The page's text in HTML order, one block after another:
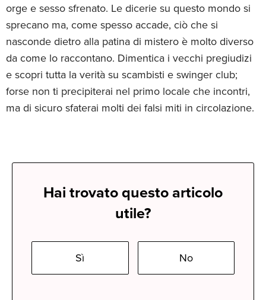
orge e sesso sfrenato. Le dicerie su questo mondo si
sprecano ma, come spesso accade, ciò che si
nasconde dietro alla patina di mistero è molto diverso
da come lo raccontano. Dimentica i vecchi pregiudizi
e scopri tutta la verità su scambisti e swinger club;
forse non ti precipiterai nel primo locale che incontri,
ma di sicuro sfaterai molti dei falsi miti in circolazione.
Hai trovato questo articolo
utile?
Sì No